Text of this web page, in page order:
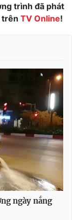
số 483/GP-BTTTT
Quốc Thắng,
trình đã phát
trên TV Online!
ngày nắng